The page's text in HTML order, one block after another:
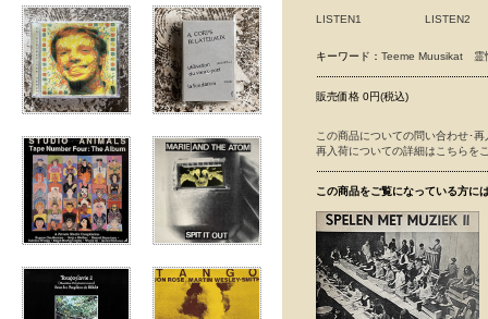
LISTEN1 LISTEN2
キーワード： Teeme Muusikat 霊
販売価格 0円(税込)
この商品についての問い合わせ･
再入荷についての詳細はこちらを
この商品をご覧になっている方に